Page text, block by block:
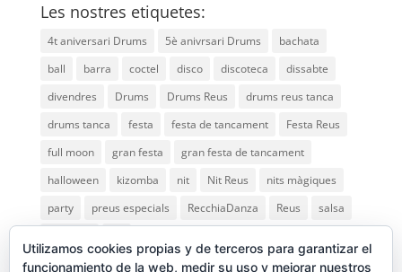
Les nostres etiquetes:
4t aniversari Drums 5è anivrsari Drums
bachata
ball
barra coctel disco discoteca
dissabte
divendres
Drums Drums Reus
drums reus tanca
drums tanca
festa festa de tancament
Festa Reus
full moon
gran festa
gran festa de tancament
halloween
kizomba nit Nit Reus
nits màgiques
party
preus especials RecchiaDanza Reus
salsa
Utilizamos cookies propias y de terceros para garantizar el
funcionamiento de la web, medir su uso y mejorar nuestros